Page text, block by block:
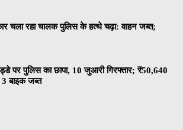
चला रहा चालक पुलिस के हत्थे चढ़ा: वाहन जब्त;
पर पुलिस का छापा, 10 जुआरी गिरफ्तार; ₹50,640
बाइक जब्त